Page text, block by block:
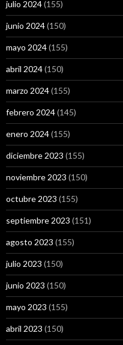
julio 2024(155)
junio 2024(150)
mayo 2024(155)
abril 2024(150)
marzo 2024(155)
febrero 2024(145)
enero 2024(155)
diciembre 2023 (155)
noviembre 2023 (150)
octubre 2023 (155)
septiembre 2023 (151)
agosto 2023 (155)
julio 2023 (150)
junio 2023 (150)
mayo 2023 (155)
abril 2023 (150)